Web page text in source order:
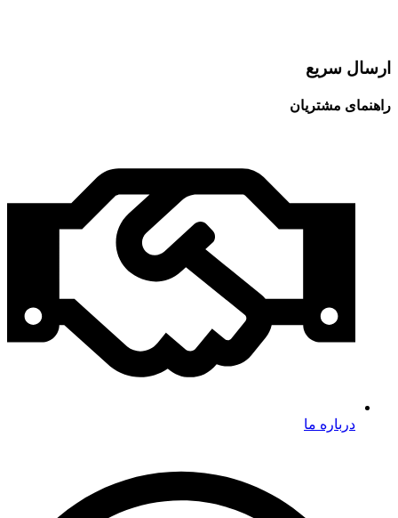
ارسال سریع
راهنمای مشتریان
درباره ما